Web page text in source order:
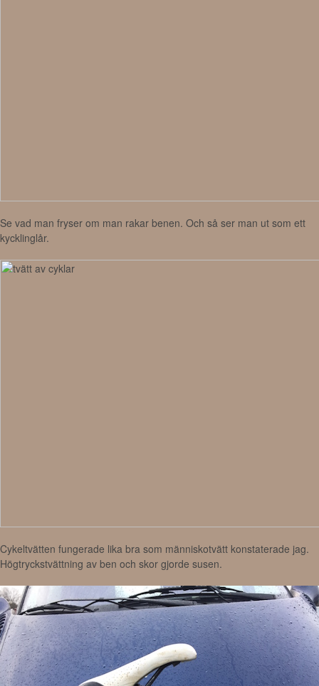
Se vad man fryser om man rakar benen. Och så ser man ut som ett
kycklinglår.
Cykeltvätten fungerade lika bra som människotvätt konstaterade jag.
Högtryckstvättning av ben och skor gjorde susen.